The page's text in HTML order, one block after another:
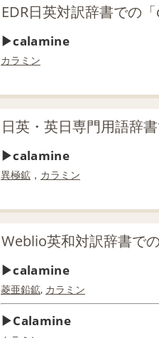
EDR日英対訳辞書での
calamine
カラミン
日英・英日専門用語辞
calamine
異極鉱 ， カラミン
Weblio英和対訳辞書で
calamine
菱亜鉛鉱, カラミン
Calamine